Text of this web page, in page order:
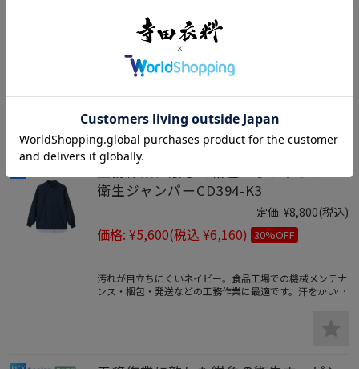
¥5,600(税込 ¥6,160)
ビッグサイズHACCP支援白衣。汗をかいても持続るるド
衛生ジャンパーCD394-K3
定価: ¥8,800(税込)
価格: ¥5,600(税込 ¥6,160) 30%OFF
汚れが目立ちにくいネイビー。食品工場での機械メンテナ
ンス・梱包・発送などの工務作業に最適です。汗をかいて